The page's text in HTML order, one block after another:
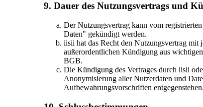
9. Dauer des Nutzungsvertrags und
Der Nutzungsvertrag kann vom
Daten" gekündigt werden.
iisii hat das Recht den Nutzungsvertrag
außerordentlichen Kündigung aus
BGB.
Die Kündigung des Vertrages durch iisii
Anonymisierung aller Nutzerdaten und
Aufbewahrungsvorschriften